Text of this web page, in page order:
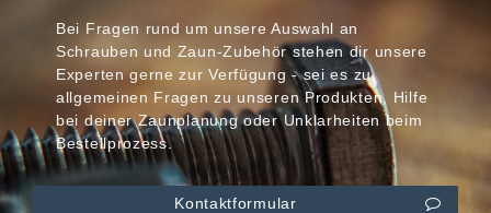
Bei Fragen rund um unsere Auswahl an
Schrauben und Zaun-Zubehör stehen dir unsere
Experten gerne zur Verfügung - sei es zu
allgemeinen Fragen zu unseren Produkten, Hilfe
bei deiner Zaunplanung oder Unklarheiten beim
Bestellprozess.
Kontaktformular